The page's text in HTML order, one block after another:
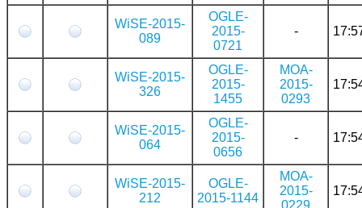
WiSE-2015-
089
OGLE-
2015-
0721
-
WiSE-2015-
326
OGLE-
2015-
1455
MOA-
2015-
0293
WiSE-2015-
064
OGLE-
2015-
0656
-
WiSE-2015-
212
OGLE-
2015-1144
MOA-
2015-
0229